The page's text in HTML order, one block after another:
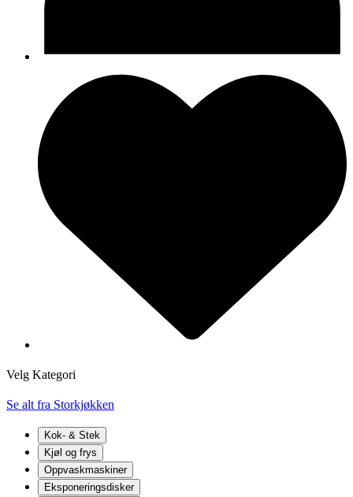
Velg Kategori
Se alt fra Storkjøkken
Kok- & Stek
Kjøl og frys
Oppvaskmaskiner
Eksponeringsdisker